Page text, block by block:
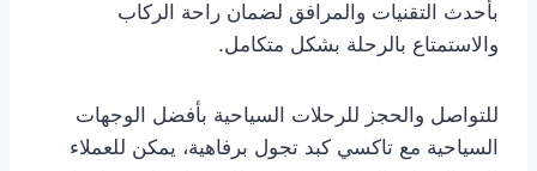
بأحدث التقنيات والمرافق لضمان راحة الركاب
والاستمتاع بالرحلة بشكل متكامل.
للتواصل والحجز للرحلات السياحية بأفضل الوجهات
السياحية مع تاكسي كبد تجول برفاهية، يمكن للعملاء